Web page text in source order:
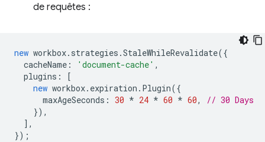
de requêtes :
new workbox. strategies .StaleWhileRevalidate({
cacheName : 'document-cache' ,
plugins :
[
new workbox. expiration . Plugin({
maxAgeSeconds : 30 * 24 * 60 * 60,
// 30 Days
}),
],
});